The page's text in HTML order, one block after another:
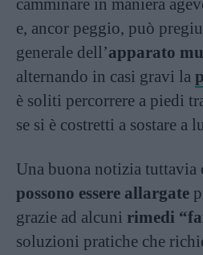
camminare in maniera
e, ancor peggio, può
generale dell’apparato
alternando in casi gravi la
è soliti percorrere a piedi
se si è costretti a sostare a
Una buona notizia tuttavia
possono essere allargate
grazie ad alcuni rimedi
soluzioni pratiche che